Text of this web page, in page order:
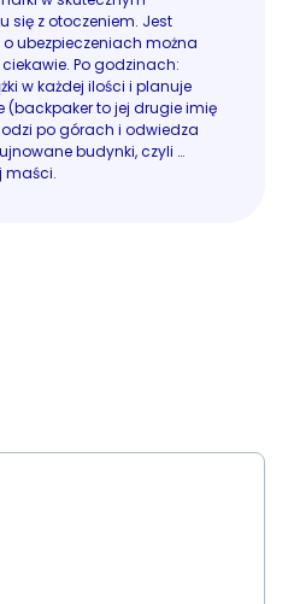
się z otoczeniem. Jest
o ubezpieczeniach można
Po godzinach:
w każdej ilości i planuje
(backpaker to jej drugie imię
po górach i odwiedza
budynki, czyli …
maści.